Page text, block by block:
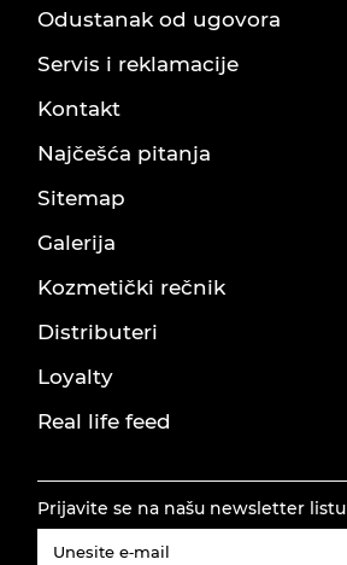
Odustanak od ugovora
Servis i reklamacije
Kontakt
Najčešća pitanja
Sitemap
Galerija
Kozmetički rečnik
Distributeri
Loyalty
Real life feed
Prijavite se na našu newsletter listu